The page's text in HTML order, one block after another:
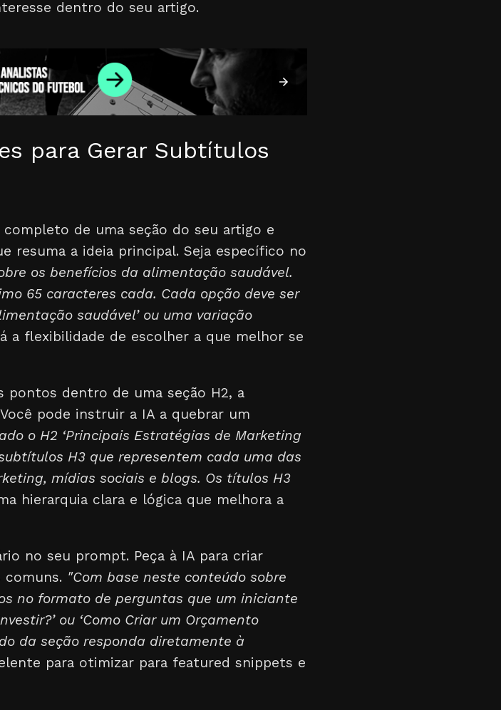
dentro do seu artigo.
para Gerar Subtítulos
de uma seção do seu artigo e
resuma a ideia principal. Seja específico no
os benefícios da alimentação saudável.
65 caracteres cada. Cada opção deve ser
saudável’ ou uma variação
a flexibilidade de escolher a que melhor se
pontos dentro de uma seção H2, a
pode instruir a IA a quebrar um
o H2 ‘Principais Estratégias de Marketing
H3 que representem cada uma das
mídias sociais e blogs. Os títulos H3
hierarquia clara e lógica que melhora a
no seu prompt. Peça à IA para criar
"Com base neste conteúdo sobre
no formato de perguntas que um iniciante
ou ‘Como Criar um Orçamento
da seção responda diretamente à
para otimizar para featured snippets e